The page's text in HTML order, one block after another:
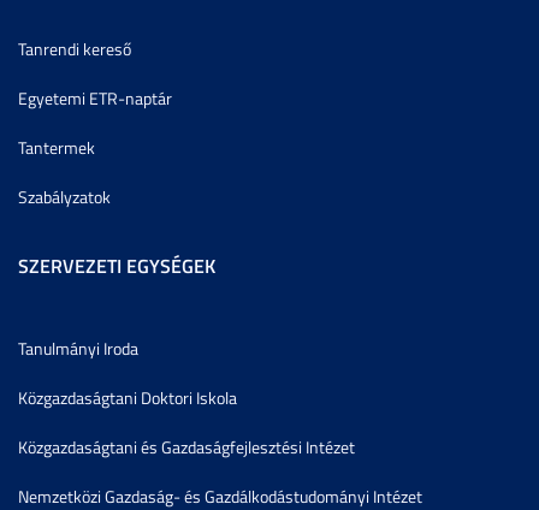
Tanrendi kereső
Egyetemi ETR-naptár
Tantermek
Szabályzatok
SZERVEZETI EGYSÉGEK
Tanulmányi Iroda
Közgazdaságtani Doktori Iskola
Közgazdaságtani és Gazdaságfejlesztési Intézet
Nemzetközi Gazdaság- és Gazdálkodástudományi Intézet